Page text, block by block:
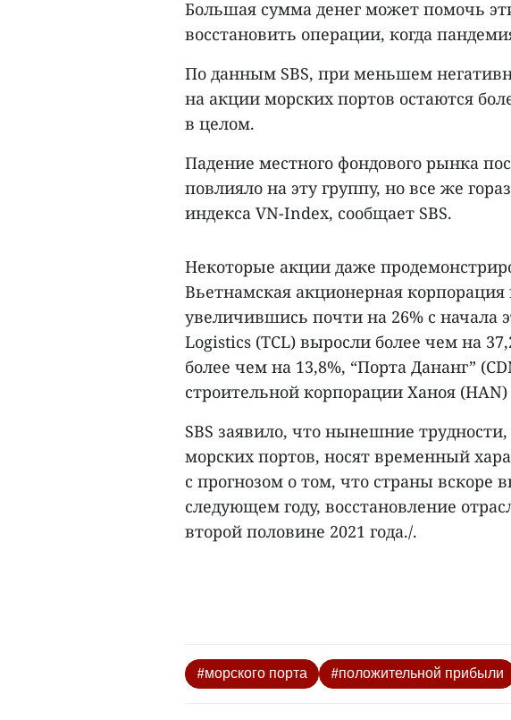
Большая сумма денег может помочь
восстановить операции, когда
По данным SBS, при меньшем
на акции морских портов остаются
в целом.
Падение местного фондового рынка
повлияло на эту группу, но все же
индекса VN-Index, сообщает SBS.
Некоторые акции даже
Вьетнамская акционерная корпорация
увеличившись почти на 26% с начала
Logistics (TCL) выросли более чем на
более чем на 13,8%, “Порта Дананг”
строительной корпорации Ханоя
SBS заявило, что нынешние
морских портов, носят временный
с прогнозом о том, что страны вскоре
следующем году, восстановление
второй половине 2021 года./.
#морского порта #положительной прибыли